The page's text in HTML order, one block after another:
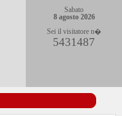
Sabato
8 agosto 2026
Sei il visitatore n�
5431487